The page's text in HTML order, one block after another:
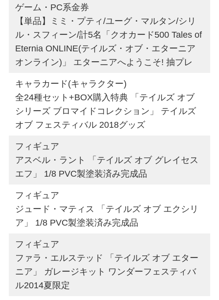
ゲーム・PC系金券
【単品】ミミ・プティ/ユーグ・マルタン/シリ
ル・スフィーン/計5名「クオカード500 Tales of
Eternia ONLINE(テイルズ・オブ・エターニア
オンライン)」 エターニアへようこそ! 抽プレ
キャラカード(キャラクター)
全24種セット+BOX購入特典 「テイルズ オブ
シリーズ ブロマイドコレクション」 テイルズ
オブ フェスティバル 2018グッズ
フィギュア
アスベル・ラント 「テイルズ オブ グレイセス
エフ」 1/8 PVC製塗装済み完成品
フィギュア
ジュード・マティス 「テイルズ オブ エクシリ
ア」 1/8 PVC製塗装済み完成品
フィギュア
ファラ・エルステッド 「テイルズ オブ エター
ニア」 ガレージキット ワンダーフェスティバ
ル2014夏限定